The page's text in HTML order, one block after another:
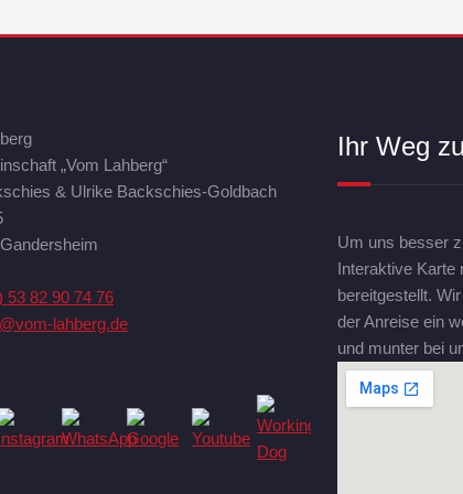
„Vom Lahberg“
& Ulrike Backschies-Goldbach
53 82 90 74 76
lahberg.de
Ihr Weg
Um uns besser
Interaktive Karte
bereitgestellt.
der Anreise ein
und munter bei